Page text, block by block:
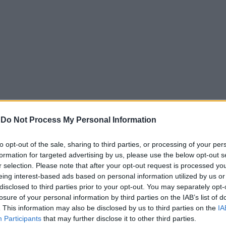
Do Not Process My Personal Information
opt-out of the sale, sharing to third parties, or processing of your
for targeted advertising by us, please use the below opt-out
selection. Please note that after your opt-out request is processed
interest-based ads based on personal information utilized by us
to third parties prior to your opt-out. You may separately
of your personal information by third parties on the IAB’s list of
This information may also be disclosed by us to third parties on the
Participants that may further disclose it to other third parties.
βαρέλια την ημέρατον Απρίλιο, ενώ από την έναρξη
η συνολική πτώση ξεπερνά το
9,7 εκατ. βαρέλια ημερησίως.
την πρόβλεψή του για την αύξηση της παγκόσμιας
βαρέλια ημερησίως.
έκθεση, εκτιμά ότι οι συνολικές απώλειες
ξεπεράσει το1 δισ. βαρέλια, ενώ πάνω από 14 εκατ.
των Στενών.